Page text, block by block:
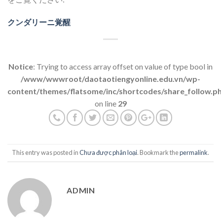
クンダリーニ覚醒
Notice: Trying to access array offset on value of type bool in
/www/wwwroot/daotaotiengyonline.edu.vn/wp-
content/themes/flatsome/inc/shortcodes/
on line 29
This entry was posted inChưa được phân loại. Bookmark thepermalink.
ADMIN